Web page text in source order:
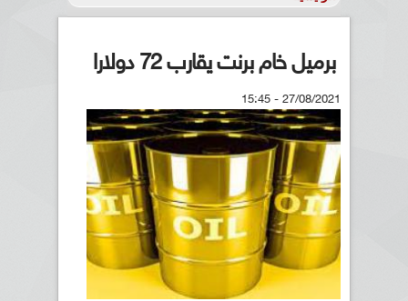
برميل خام برنت يقارب 72 دولارا
27/08/2021 - 15:45